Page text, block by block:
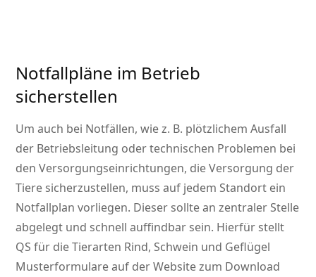
Notfallpläne im Betrieb
sicherstellen
Um auch bei Notfällen, wie z. B. plötzlichem Ausfall
der Betriebsleitung oder technischen Problemen bei
den Versorgungseinrichtungen, die Versorgung der
Tiere sicherzustellen, muss auf jedem Standort ein
Notfallplan vorliegen. Dieser sollte an zentraler Stelle
abgelegt und schnell auffindbar sein. Hierfür stellt
QS für die Tierarten Rind, Schwein und Geflügel
Musterformulare auf der Website zum Download